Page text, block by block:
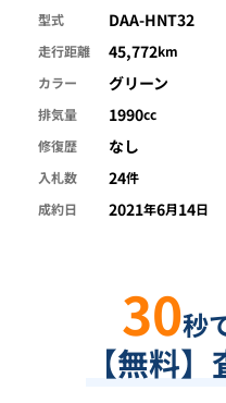
型式 DAA-HNT32
走行距離 45,772km
カラー
グリーン
排気量 1990cc
修復歴
なし
入札数 24件
成約日
2021年6月14日
30秒
【無料